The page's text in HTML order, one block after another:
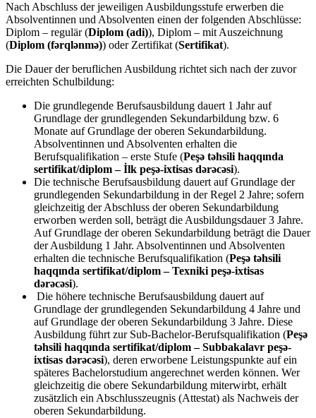
Nach Abschluss der jeweiligen Ausbildungsstufe erwerben die
Absolventinnen und Absolventen einen der folgenden Abschlüsse:
Diplom – regulär (Diplom (adi)), Diplom – mit Auszeichnung
(Diplom (fərqlənmə)) oder Zertifikat (Sertifikat).
Die Dauer der beruflichen Ausbildung richtet sich nach der zuvor
erreichten Schulbildung:
Die grundlegende Berufsausbildung dauert 1 Jahr auf
Grundlage der grundlegenden Sekundarbildung bzw. 6
Monate auf Grundlage der oberen Sekundarbildung.
Absolventinnen und Absolventen erhalten die
Berufsqualifikation – erste Stufe (Peşə təhsili haqqında
sertifikat/diplom – İlk peşə-ixtisas dərəcəsi).
Die technische Berufsausbildung dauert auf Grundlage der
grundlegenden Sekundarbildung in der Regel 2 Jahre; sofern
gleichzeitig der Abschluss der oberen Sekundarbildung
erworben werden soll, beträgt die Ausbildungsdauer 3 Jahre.
Auf Grundlage der oberen Sekundarbildung beträgt die Dauer
der Ausbildung 1 Jahr. Absolventinnen und Absolventen
erhalten die technische Berufsqualifikation (Peşə təhsili
haqqında sertifikat/diplom – Texniki peşə-ixtisas
dərəcəsi).
Die höhere technische Berufsausbildung dauert auf
Grundlage der grundlegenden Sekundarbildung 4 Jahre und
auf Grundlage der oberen Sekundarbildung 3 Jahre. Diese
Ausbildung führt zur Sub-Bachelor-Berufsqualifikation (Peşə
təhsili haqqında sertifikat/diplom – Subbakalavr peşə-
ixtisas dərəcəsi), deren erworbene Leistungspunkte auf ein
späteres Bachelorstudium angerechnet werden können. Wer
gleichzeitig die obere Sekundarbildung miterwirbt, erhält
zusätzlich ein Abschlusszeugnis (Attestat) als Nachweis der
oberen Sekundarbildung.